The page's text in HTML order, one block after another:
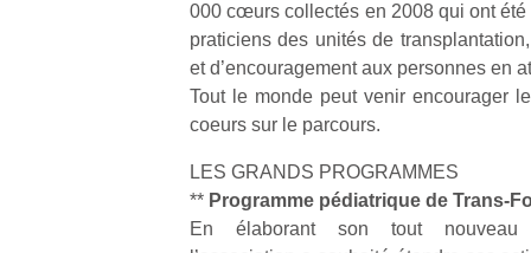
000 cœurs collectés en 2008 qui ont été
praticiens des unités de
et d’encouragement aux personnes en
Tout le monde peut venir encourager
coeurs sur le parcours.
LES GRANDS PROGRAMMES
** Programme pédiatrique de Trans-
En élaborant son tout nouveau